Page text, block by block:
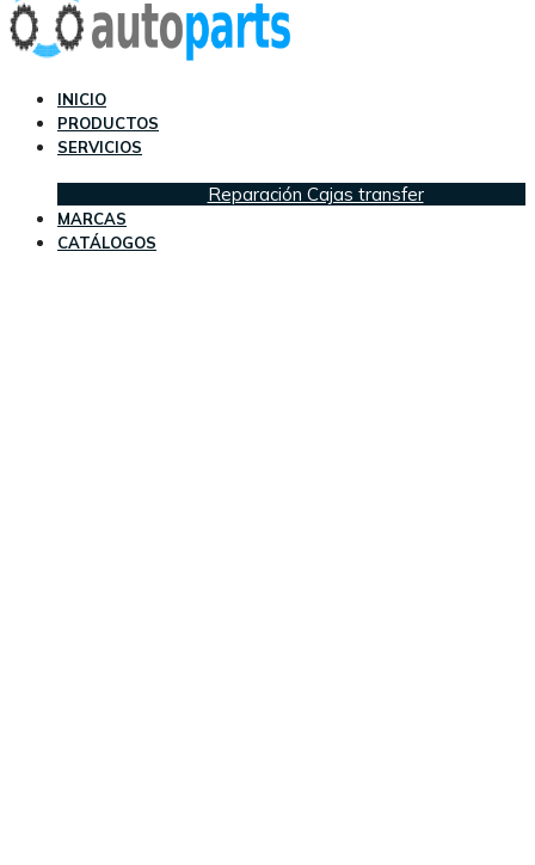
INICIO
PRODUCTOS
SERVICIOS
Reparación Cajas transfer
MARCAS
CATÁLOGOS